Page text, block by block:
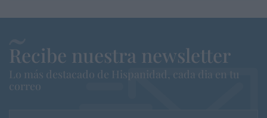
Recibe nuestra newsletter
Lo más destacado de Hispanidad, cada dia en tu
correo